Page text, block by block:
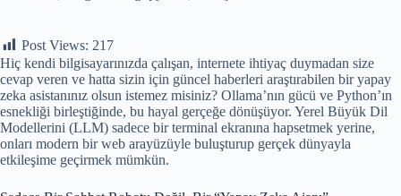
Post Views: 217
Hiç kendi bilgisayarınızda çalışan, internete ihtiyaç duymadan size
cevap veren ve hatta sizin için güncel haberleri araştırabilen bir yapay
zeka asistanınız olsun istemez misiniz? Ollama’nın gücü ve Python’ın
esnekliği birleştiğinde, bu hayal gerçeğe dönüşüyor. Yerel Büyük Dil
Modellerini (LLM) sadece bir terminal ekranına hapsetmek yerine,
onları modern bir web arayüzüyle buluşturup gerçek dünyayla
etkileşime geçirmek mümkün.